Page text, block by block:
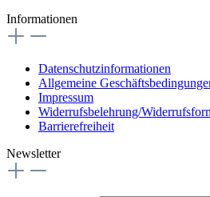
Informationen
Datenschutzinformationen
Allgemeine
Impressum
Widerrufsbelehrung/
Barrierefreiheit
Newsletter